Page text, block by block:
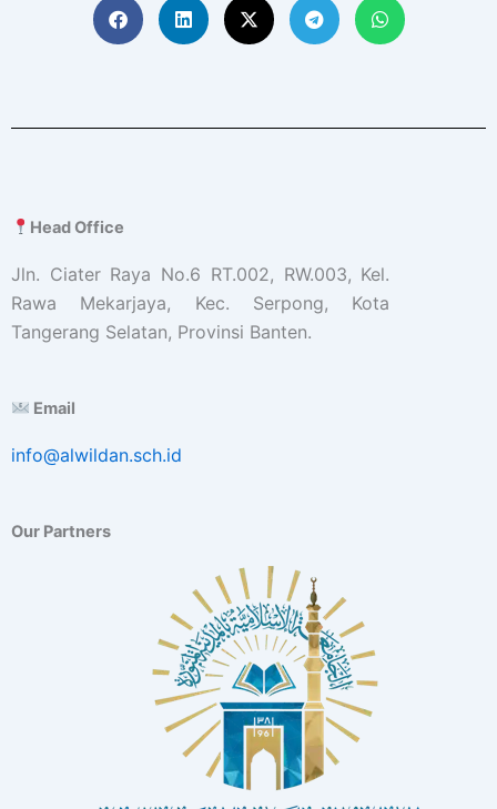
Head Office
Jln. Ciater Raya No.6 RT.002, RW.003, Kel.
Rawa Mekarjaya, Kec. Serpong, Kota
Tangerang Selatan, Provinsi Banten.
Email
info@alwildan.sch.id
Our Partners